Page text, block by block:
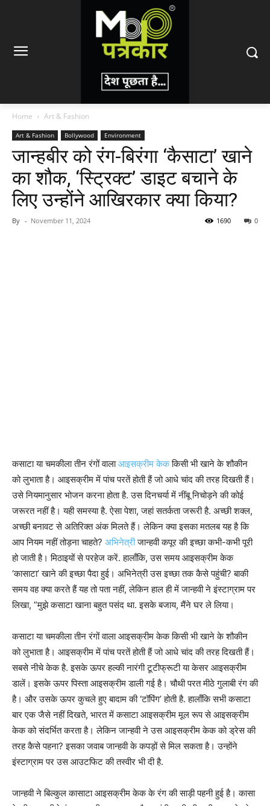
Home Art & Fashion
Art & Fashion Bollywood Environment
जान्हबीर को रंग-बिरंगा ‘कैसाटा’ खाने
का शौक, ‘स्ट्रिक्ट’ डाइट बचाने के
लिए उन्होंने आखिरकार क्या किया?
By - November 11, 2024 0
1690
कसाटा या चमकीला तीन रंगों वालाआइसक्रीम केककिसी भी खाने के शौकीन
को लुभाता है। आइसक्रीम में पांच परतें होती हैं जो आधे चांद की तरह दिखती हैं।
उसे नियमानुसार भोजन करना होता है. उस दिनचर्या में नींबू निचोड़ने की कोई
जरूरत नहीं है। यही समस्या है. ऐसा पेशा, जहां सतर्कता जरूरी है. अच्छी शक्ल,
अच्छी बनावट से अतिरिक्त अंक मिलते हैं। लेकिन क्या इसका मतलब यह है कि
आप नियम नहीं तोड़ना चाहते? अभिनेत्रीजान्हवी कपूर की इच्छा कभी-कभी पूरी
हो जाती है। मिठाइयों से परहेज करें. हालाँकि, उस समय आइसक्रीम केक
‘कासाटा’ खाने की इच्छा पैदा हुई। अभिनेत्री उस इच्छा तक कैसे पहुंची? बाकी
समय वह क्या करते हैं यह तो पता नहीं, लेकिन हाल ही में जान्हवी ने इंस्टाग्राम पर
लिखा, ”मुझे कसाटा खाना बहुत पसंद था. इसके बजाय, मैंने घर ले लिया।
कसाटा या चमकीला तीन रंगों वाला आइसक्रीम केक किसी भी खाने के शौकीन
को लुभाता है। आइसक्रीम में पांच परतें होती हैं जो आधे चांद की तरह दिखती हैं।
सबसे नीचे केक है. इसके ऊपर हल्की नारंगी टूटीफ्रूटी या केसर आइसक्रीम
डालें। इसके ऊपर पिस्ता आइसक्रीम डाली गई है। चौथी परत मीठे गुलाबी रंग की
है। और उसके ऊपर कुचले हुए बादाम की ‘टॉपिंग’ होती है. हालाँकि सभी कसाटा
बार एक जैसे नहीं दिखते, भारत में कसाटा आइसक्रीम मूल रूप से आइसक्रीम
केक को संदर्भित करता है। लेकिन जान्हवी ने उस आइसक्रीम केक को ड्रेस की
तरह कैसे पहना? इसका जवाब जान्हवी के कपड़ों से मिल सकता है। उन्होंने
इंस्टाग्राम पर उस आउटफिट की तस्वीर भी दी है.
जान्हवी ने बिल्कुल कासाटा आइसक्रीम केक के रंग की साड़ी पहनी हुई है। कासा